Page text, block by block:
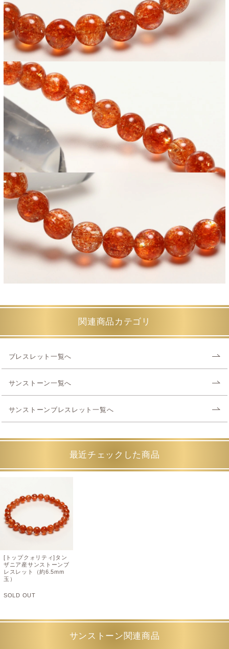
関連商品カテゴリ
ブレスレット一覧へ
サンストーン一覧へ
サンストーンブレスレット一覧へ
最近チェックした商品
[トップクォリティ]タン
ザニア産サンストーンブ
レスレット（約6.5mm
玉）
SOLD OUT
サンストーン関連商品